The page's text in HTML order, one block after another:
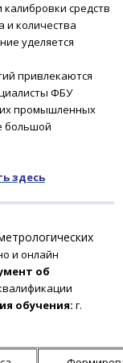
средств
и количества
уделяется
привлекаются
ФБУ
промышленных
большой
здесь
и онлайн
об
обучения: г.